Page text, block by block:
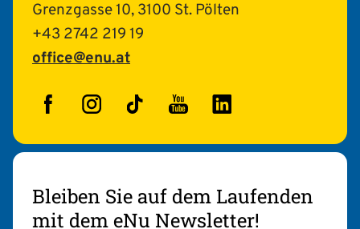
Grenzgasse 10, 3100 St. Pölten
+43 2742 219 19
office@enu.at
FacebookInstagram
TikTokYouTubeLinkedIn
Bleiben Sie auf dem Laufenden
mit dem eNu Newsletter!